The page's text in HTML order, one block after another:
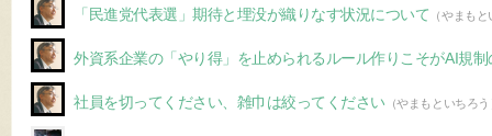
「民進党代表選」期待と埋没が織りなす状況について （やまも
外資系企業の「やり得」を止められるルール作りこそがAI規制
社員を切ってください、雑巾は絞ってください （やまもといちろう